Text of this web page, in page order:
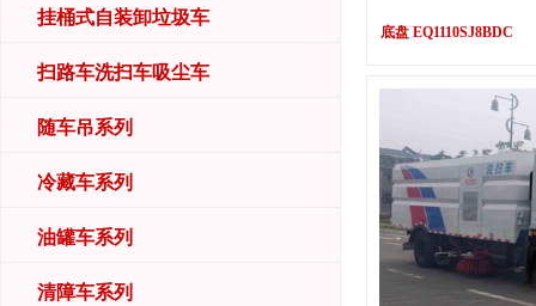
挂桶式自装卸垃圾车
扫路车洗扫车吸尘车
随车吊系列
冷藏车系列
油罐车系列
清障车系列
底盘 EQ1110SJ8BDC